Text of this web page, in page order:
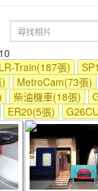
Train(187張)
MetroCam(73張)
柴油機車(18張)
ER20(5張)